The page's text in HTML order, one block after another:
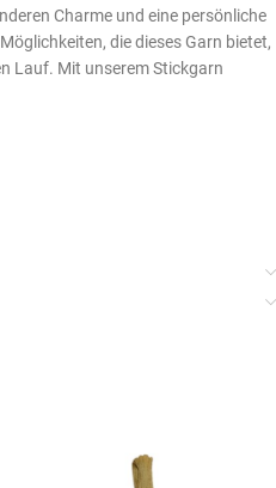
Charme und eine persönliche
die dieses Garn bietet,
Lauf. Mit unserem Stickgarn